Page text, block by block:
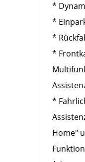
*
*
*
*
*
Home"
Funktion